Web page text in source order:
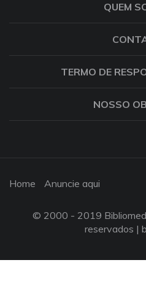
QUEM
TERMO DE
NOSSO
Home Anuncie aqui
© 2000 - 2019
reservados |